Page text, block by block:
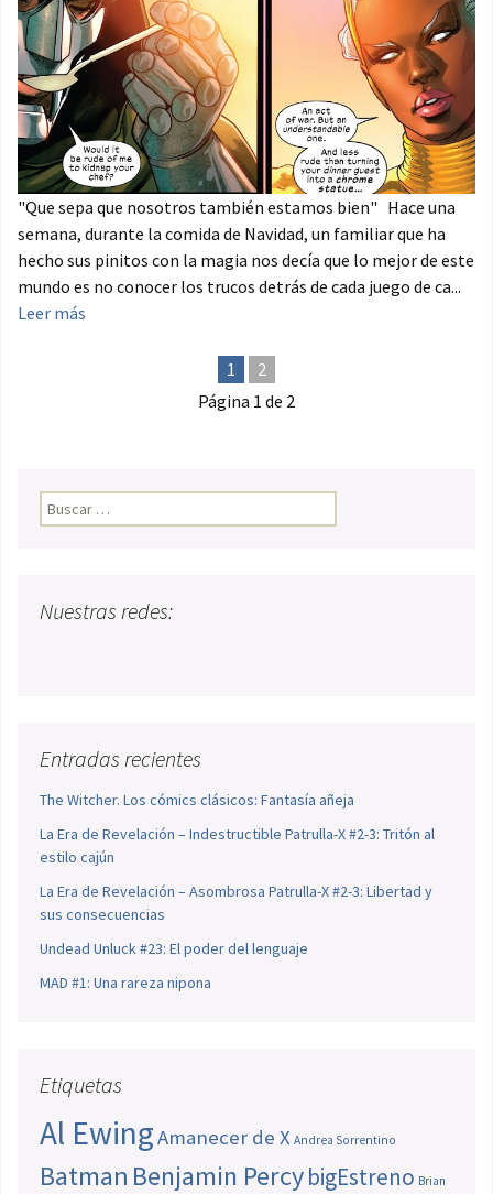
"Que sepa que nosotros también estamos bien" Hace una
semana, durante la comida de Navidad, un familiar que ha
hecho sus pinitos con la magia nos decía que lo mejor de este
mundo es no conocer los trucos detrás de cada juego de ca...
Leer más
1
2
Página 1 de 2
Buscar:
Nuestras redes:
Entradas recientes
The Witcher. Los cómics clásicos: Fantasía añeja
La Era de Revelación – Indestructible Patrulla-X #2-3: Tritón al
estilo cajún
La Era de Revelación – Asombrosa Patrulla-X #2-3: Libertad y
sus consecuencias
Undead Unluck #23: El poder del lenguaje
MAD #1: Una rareza nipona
Etiquetas
Al EwingAmanecer de X Andrea Sorrentino
Batman Benjamin PercybigEstreno Brian